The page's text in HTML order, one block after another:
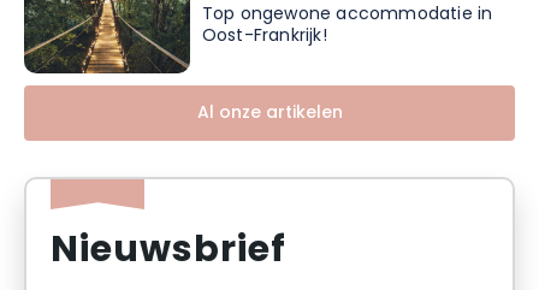
Top ongewone accommodatie in
Oost-Frankrijk!
Al onze artikelen
Nieuwsbrief